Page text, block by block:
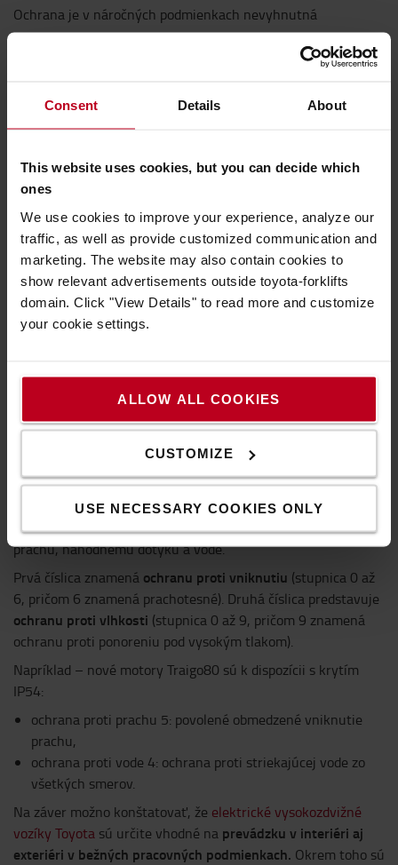
Consent Details About
This website uses cookies, but you can decide which
ones
We use cookies to improve your experience, analyze our
traffic, as well as provide customized communication and
marketing. The website may also contain cookies to
show relevant advertisements outside toyota-forklifts
domain. Click "View Details" to read more and customize
your cookie settings.
ALLOW ALL COOKIES
CUSTOMIZE
USE NECESSARY COOKIES ONLY
Ochrana je v náročných podmienkach nevyhnutná
Hoci elektrické vysokozdvižné vozíky Toyota Traigo fungujú
dobre v bežných podmienkach prostredia, na zaručenie
v exteriéri v náročných podmienkach sa
odporúča dodatočná
ochrana– ​​najmä proti vode a prachu (definované úrovňou IP*
Preto si vysokozdvižné vozíky používané v špeciálnych
pracovných prostrediach, ako sú prístavy, recyklácia, oblasti s
nízkymi teplotami a pod.,vyžiadajú dodatočnú ochranu:
pre mokré alebo vlhké podmienky– odporúčame
dodatočnú ochranu proti tvorbe hrdze, ktorá zabezpečí
dobrú ochranu kritických komponentov a nárast ich
životnosti,
pri teplotách pod bodom mrazu
ktoré poskytujú dostatočnú ochranu pred teplotami pod
bodom mrazu, pričom tieto vozíky majú funkcie, ako
napríklad vyhrievaný displej.
Kód IP alebo kód ochrany proti vniknutiu je definovaný v
norme IEC 60529, ktorá klasifikuje a hodnotí stupeň ochrany
mechanických krytov a elektrických skríň proti vniknutiu,
prachu, náhodnému dotyku a vode.
Prvá číslica znamená ochranu proti vniknutiu (stupnica 0 až
6, pričom 6 znamená prachotesné). Druhá číslica predstavuje
ochranu proti vlhkosti (stupnica 0 až 9, pričom 9 znamená
ochranu proti ponoreniu pod vysokým tlakom).
Napríklad – nové motory Traigo80 sú k dispozícii s krytím
IP54:
ochrana proti prachu 5: povolené obmedzené vniknutie
prachu,
ochrana proti vode 4: ochrana proti striekajúcej vode zo
všetkých smerov.
Na záver možno konštatovať, že elektrické vysokozdvižné
vozíky Toyota sú určite vhodné na prevádzku v interiéri aj
exteriéri v bežných pracovných podmienkach. Okrem toho sú